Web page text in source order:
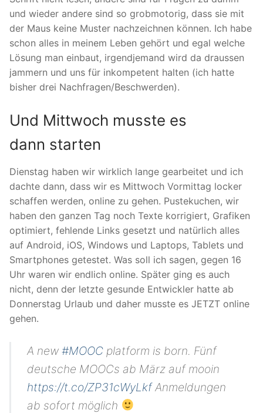
und wieder andere sind so grobmotorig, dass sie mit
der Maus keine Muster nachzeichnen können. Ich habe
schon alles in meinem Leben gehört und egal welche
Lösung man einbaut, irgendjemand wird da draussen
jammern und uns für inkompetent halten (ich hatte
bisher drei Nachfragen/Beschwerden).
Und Mittwoch musste es
dann starten
Dienstag haben wir wirklich lange gearbeitet und ich
dachte dann, dass wir es Mittwoch Vormittag locker
schaffen werden, online zu gehen. Pustekuchen, wir
haben den ganzen Tag noch Texte korrigiert, Grafiken
optimiert, fehlende Links gesetzt und natürlich alles
auf Android, iOS, Windows und Laptops, Tablets und
Smartphones getestet. Was soll ich sagen, gegen 16
Uhr waren wir endlich online. Später ging es auch
nicht, denn der letzte gesunde Entwickler hatte ab
Donnerstag Urlaub und daher musste es JETZT online
gehen.
A new#MOOC platform is born. Fünf
deutsche MOOCs ab März auf mooin
https://t.co/ZP31cWyLkfAnmeldungen
ab sofort möglich